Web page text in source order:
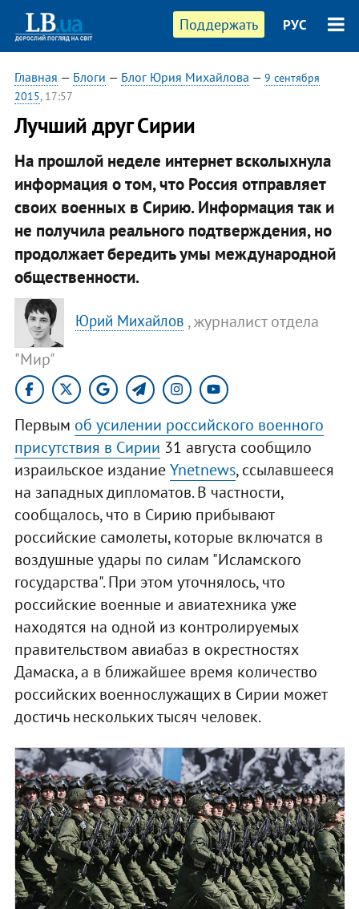
Поддержать РУС
Главная — Блоги — Блог Юрия Михайлова — 9 сентября
2015, 17:57
Лучший друг Сирии
На прошлой неделе интернет всколыхнула
информация о том, что Россия отправляет
своих военных в Сирию. Информация так и
не получила реального подтверждения, но
продолжает бередить умы международной
общественности.
Юрий Михайлов , журналист отдела
"Мир"
Первым об усилении российского военного
присутствия в Сирии 31 августа сообщило
израильское изданиеYnetnews, ссылавшееся
на западных дипломатов. В частности,
сообщалось, что в Сирию прибывают
российские самолеты, которые включатся в
воздушные удары по силам "Исламского
государства". При этом уточнялось, что
российские военные и авиатехника уже
находятся на одной из контролируемых
правительством авиабаз в окрестностях
Дамаска, а в ближайшее время количество
российских военнослужащих в Сирии может
достичь нескольких тысяч человек.